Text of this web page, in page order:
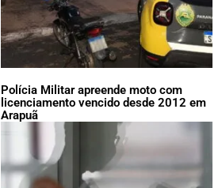
Polícia Militar apreende moto com
licenciamento vencido desde 2012 em
Arapuã